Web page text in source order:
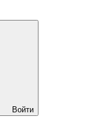
Войти